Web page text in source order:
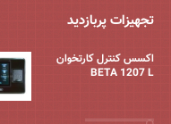
تجهیزات پربازدید
اکسس کنترل کارتخوان
BETA 1207 L